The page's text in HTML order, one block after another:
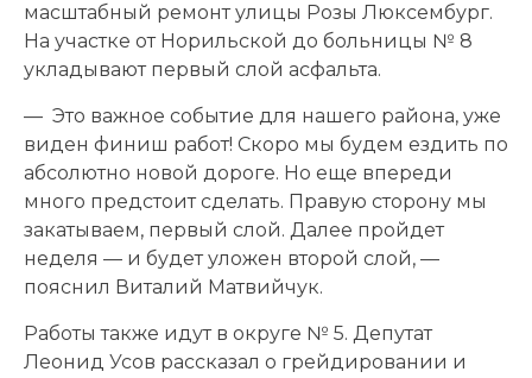
масштабный ремонт улицы Розы Люксембург.
На участке от Норильской до больницы № 8
укладывают первый слой асфальта.
— Это важное событие для нашего района, уже
виден финиш работ! Скоро мы будем ездить по
абсолютно новой дороге. Но еще впереди
много предстоит сделать. Правую сторону мы
закатываем, первый слой. Далее пройдет
неделя — и будет уложен второй слой, —
пояснил Виталий Матвийчук.
Работы также идут в округе № 5. Депутат
Леонид Усов рассказал о грейдировании и